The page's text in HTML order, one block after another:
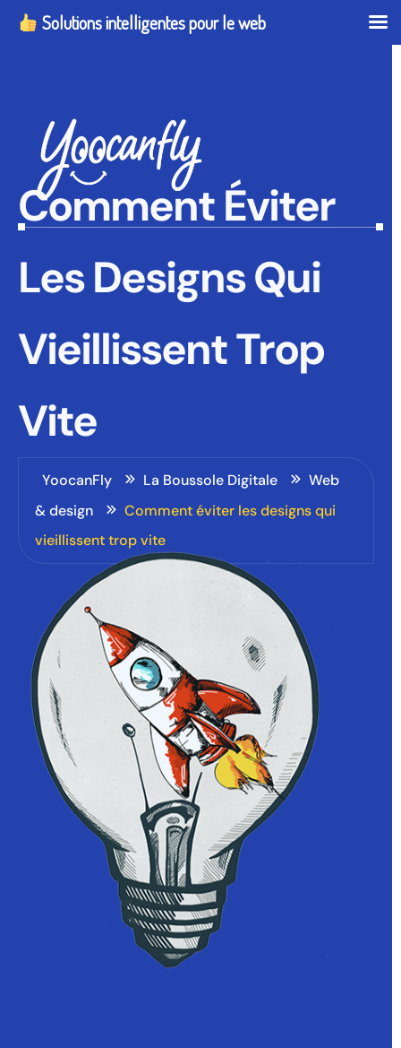
Comment Éviter
Les Designs Qui
Vieillissent Trop
Vite
YoocanFly La Boussole Digitale
Web
& design
Comment éviter les designs qui
vieillissent trop vite
Solutions intelligentes pour le web